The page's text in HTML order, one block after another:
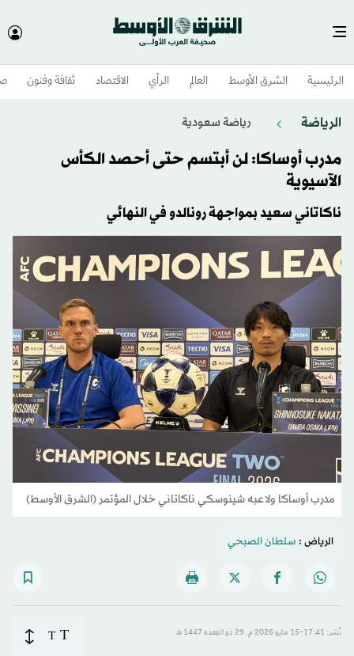
الرئيسية الشرق الأوسط​ العالم الرأي الاقتصاد ثقافة وفنون
الرياضة رياضة سعودية
مدرب أوساكا: لن أبتسم حتى أحصد الكأس
الآسيوية
ناكاتاني سعيد بمواجهة رونالدو في النهائي
مدرب أوساكا ولاعبه شينوسكي ناكاتاني خلال المؤتمر (الشرق الأوسط)
الرياض : سلطان الصبحي
نُشر: 17:41-15 مايو 2026 م ـ 29 ذو القِعدة 1447 هـ T
T